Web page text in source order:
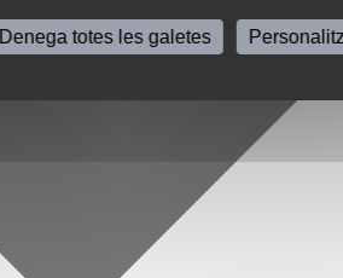
Denega totes les galetes